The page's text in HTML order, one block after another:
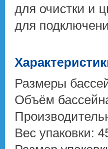
для очистки и
для
Размеры
Объём
Вес упаковки: